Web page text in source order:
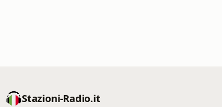
Stazioni-Radio.it